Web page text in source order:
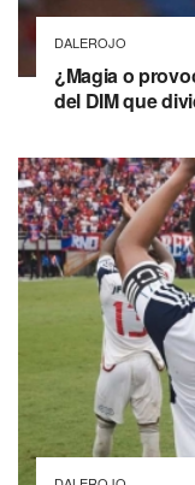
DALEROJO
¿Magia o
del DIM que